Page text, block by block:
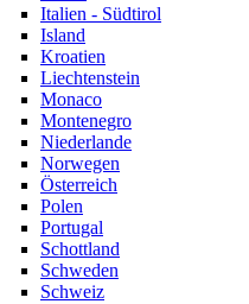
Italien - Südtirol
Island
Kroatien
Liechtenstein
Monaco
Montenegro
Niederlande
Norwegen
Österreich
Polen
Portugal
Schottland
Schweden
Schweiz